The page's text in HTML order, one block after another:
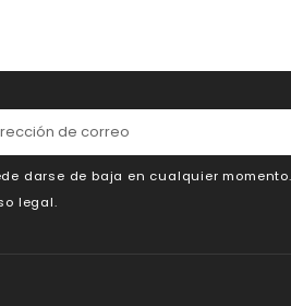
darse de baja en cualquier
legal.